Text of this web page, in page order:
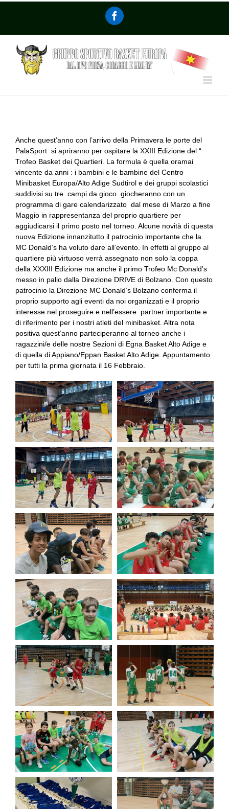
Anche quest’anno con l’arrivo della Primavera le porte del
PalaSport si apriranno per ospitare la XXIII Edizione del “
Trofeo Basket dei Quartieri. La formula è quella oramai
vincente da anni : i bambini e le bambine del Centro
Minibasket Europa/Alto Adige Sudtirol e dei gruppi scolastici
suddivisi su tre campi da gioco giocheranno con un
programma di gare calendarizzato dal mese di Marzo a fine
Maggio in rappresentanza del proprio quartiere per
aggiudicarsi il primo posto nel torneo. Alcune novità di questa
nuova Edizione innanzitutto il patrocinio importante che la
MC Donald’s ha voluto dare all’evento. In effetti al gruppo al
quartiere più virtuoso verrà assegnato non solo la coppa
della XXXIII Edizione ma anche il primo Trofeo Mc Donald’s
messo in palio dalla Direzione DRIVE di Bolzano. Con questo
patrocinio la Direzione MC Donald’s Bolzano conferma il
proprio supporto agli eventi da noi organizzati e il proprio
interesse nel proseguire e nell’essere partner importante e
di riferimento per i nostri atleti del minibasket. Altra nota
positiva quest’anno parteciperanno al torneo anche i
ragazzini/e delle nostre Sezioni di Egna Basket Alto Adige e
di quella di Appiano/Eppan Basket Alto Adige. Appuntamento
per tutti la prima giornata il 16 Febbraio.